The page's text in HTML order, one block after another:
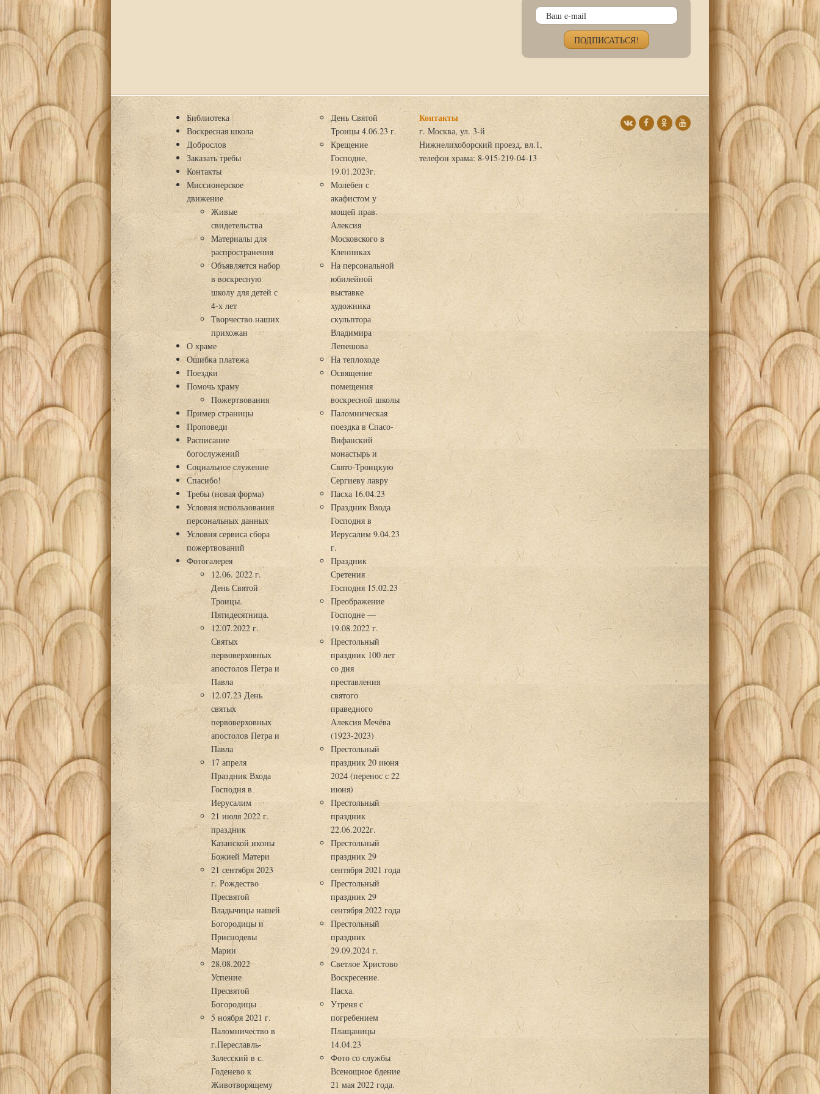
Библиотека
Воскресная школа
Доброслов
Заказать требы
Контакты
Миссионерское
движение
Живые
свидетельства
Материалы для
распространения
Объявляется набор
в воскресную
школу для детей с
4-х лет
Творчество наших
прихожан
О храме
Ошибка платежа
Поездки
Помочь храму
Пожертвования
Пример страницы
Проповеди
Расписание
богослужений
Социальное служение
Спасибо!
Требы (новая форма)
Условия использования
персональных данных
Условия сервиса сбора
пожертвований
Фотогалерея
12.06. 2022 г.
День Святой
Троицы.
Пятидесятница.
12.07.2022 г.
Святых
первоверховных
апостолов Петра и
Павла
12.07.23 День
святых
первоверховных
апостолов Петра и
Павла
17 апреля
Праздник Входа
Господня в
Иерусалим
21 июля 2022 г.
праздник
Казанской иконы
Божией Матери
21 сентября 2023
г. Рождество
Пресвятой
Владычицы нашей
Богородицы и
Приснодевы
Марии
28.08.2022
Успение
Пресвятой
Богородицы
5 ноября 2021 г.
Паломничество в
г.Переславль-
Залесский в с.
Годенево к
Животворящему
День Святой
Троицы 4.06.23 г.
Крещение
Господне,
19.01.2023г.
Молебен с
акафистом у
мощей прав.
Алексия
Московского в
Кленниках
На персональной
юбилейной
выставке
художника
скульптора
Владимира
Лепешова
На теплоходе
Освящение
помещения
воскресной школы
Паломническая
поездка в Спасо-
Вифанский
монастырь и
Свято-Троицкую
Сергиеву лавру
Пасха 16.04.23
Праздник Входа
Господня в
Иерусалим 9.04.23
г.
Праздник
Сретения
Господня 15.02.23
Преображение
Господне —
19.08.2022 г.
Престольный
праздник 100 лет
со дня
преставления
святого
праведного
Алексия Мечёва
(1923-2023)
Престольный
праздник 20 июня
2024 (перенос с 22
июня)
Престольный
праздник
22.06.2022г.
Престольный
праздник 29
сентября 2021 года
Престольный
праздник 29
сентября 2022 года
Престольный
праздник
29.09.2024 г.
Светлое Христово
Воскресение.
Пасха.
Утреня с
погребением
Плащаницы
14.04.23
Фото со службы
Всенощное бдение
21 мая 2022 года.
Контакты
г. Москва, ул. 3-й
Нижнелихоборский проезд, вл.1,
телефон храма: 8-915-219-04-13